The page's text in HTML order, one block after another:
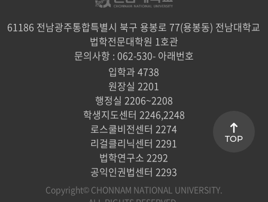
61186 전남광주통합특별시 북구 용봉로 77(용봉동) 전남대학교
법학전문대학원 1호관
문의사항 : 062-530- 아래번호
입학과 4738
원장실 2201
행정실 2206~2208
학생지도센터 2246,2248
로스쿨비전센터 2274
리걸클리닉센터 2291
법학연구소 2292
공익인권법센터 2293
Copyright© CHONNAM NATIONAL UNIVERSITY.
TOP